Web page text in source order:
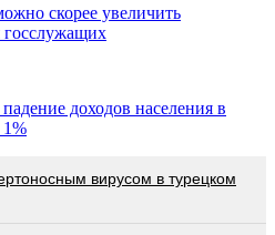
скорее увеличить
госслужащих
доходов населения в
вирусом в турецком